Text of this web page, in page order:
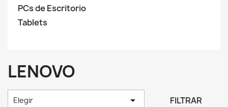
PCs de Escritorio
Tablets
LENOVO
Elegir  FILTRAR